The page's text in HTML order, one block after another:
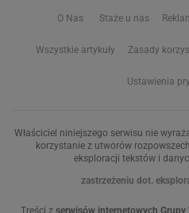
O Nas Staże u nas
Wszystkie artykuły Zasady
Ustawienia
Właściciel niniejszego serwisu nie
korzystanie z utworów
eksploracji tekstów i
zastrzeżeniu dot.
Treści z serwisów internetowych Grupy